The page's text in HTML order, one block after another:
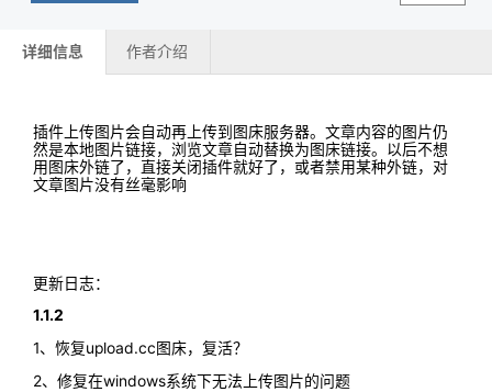
详细信息 作者介绍
插件上传图片会自动再上传到图床服务器。文章内容的图片仍
然是本地图片链接，浏览文章自动替换为图床链接。以后不想
用图床外链了，直接关闭插件就好了，或者禁用某种外链，对
文章图片没有丝毫影响
更新日志：
1.1.2
1、恢复upload.cc图床，复活？
2、修复在windows系统下无法上传图片的问题